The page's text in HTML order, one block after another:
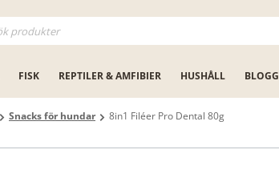
FISK REPTILER & AMFIBIER HUSHÅLL BLOGG
Snacks för hundar 8in1 Filéer Pro Dental 80g